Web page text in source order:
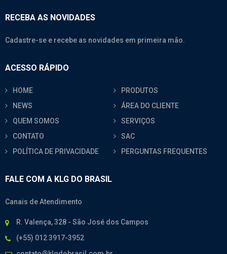
RECEBA AS NOVIDADES
Cadastre-se e recebe as novidades em primeira mão.
ACESSO RÁPIDO
HOME
PRODUTOS
NEWS
ÁREA DO CLIENTE
QUEM SOMOS
SERVIÇOS
CONTATO
SAC
POLÍTICA DE PRIVACIDADE
PERGUNTAS FREQUENTES
FALE COM A KLG DO BRASIL
Canais de Atendimento
R. Valença, 328 - São José dos Campos
(+55) 012 3917-3952